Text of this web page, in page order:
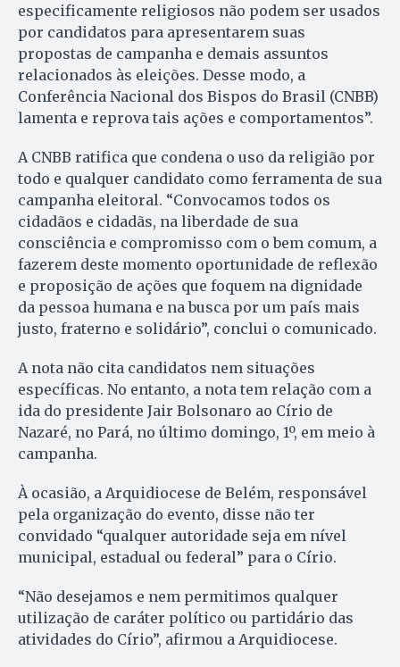
especificamente religiosos não podem ser usados
por candidatos para apresentarem suas
propostas de campanha e demais assuntos
relacionados às eleições. Desse modo, a
Conferência Nacional dos Bispos do Brasil (CNBB)
lamenta e reprova tais ações e comportamentos”.
A CNBB ratifica que condena o uso da religião por
todo e qualquer candidato como ferramenta de sua
campanha eleitoral. “Convocamos todos os
cidadãos e cidadãs, na liberdade de sua
consciência e compromisso com o bem comum, a
fazerem deste momento oportunidade de reflexão
e proposição de ações que foquem na dignidade
da pessoa humana e na busca por um país mais
justo, fraterno e solidário”, conclui o comunicado.
A nota não cita candidatos nem situações
específicas. No entanto, a nota tem relação com a
ida do presidente Jair Bolsonaro ao Círio de
Nazaré, no Pará, no último domingo, 1º, em meio à
campanha.
À ocasião, a Arquidiocese de Belém, responsável
pela organização do evento, disse não ter
convidado “qualquer autoridade seja em nível
municipal, estadual ou federal” para o Círio.
“Não desejamos e nem permitimos qualquer
utilização de caráter político ou partidário das
atividades do Círio”, afirmou a Arquidiocese.